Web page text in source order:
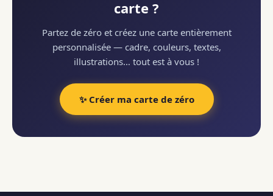
carte ?
Partez de zéro et créez une carte entièrement
personnalisée — cadre, couleurs, textes,
illustrations… tout est à vous !
✨ Créer ma carte de zéro